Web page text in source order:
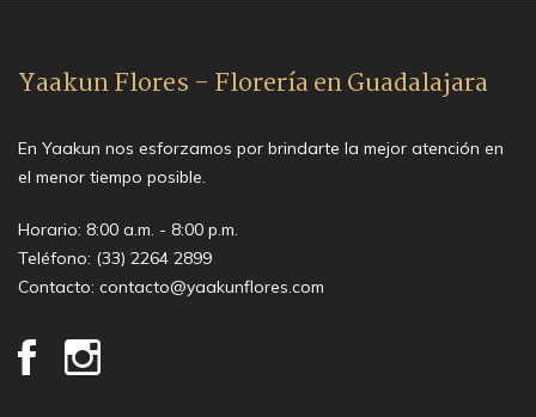
Yaakun Flores - Florería en Guadalajara
En Yaakun nos esforzamos por brindarte la mejor atención en
el menor tiempo posible.
Horario: 8:00 a.m. - 8:00 p.m.
Teléfono: (33) 2264 2899
Contacto: contacto@yaakunflores.com